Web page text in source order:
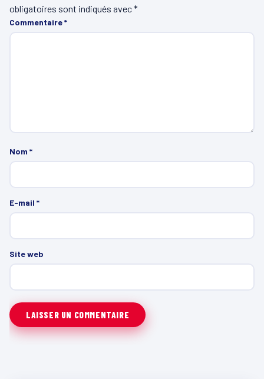
obligatoires sont indiqués avec*
Commentaire*
Nom *
E-mail *
Site web